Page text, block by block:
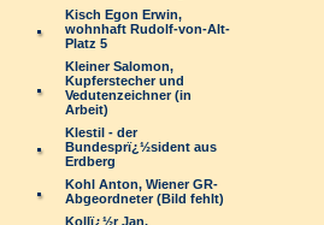
Kisch Egon Erwin,
wohnhaft Rudolf-von-Alt-
Platz 5
Kleiner Salomon,
Kupferstecher und
Vedutenzeichner (in
Arbeit)
Klestil - der
Bundesprï¿½sident aus
Erdberg
Kohl Anton, Wiener GR-
Abgeordneter (Bild fehlt)
Kollï¿½r Jan,